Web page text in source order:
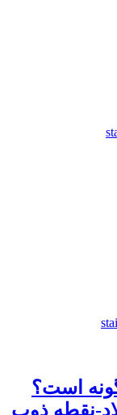
است؟
نقطه ذوب